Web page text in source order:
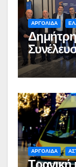
ΑΡΓΟΛΙΔΑ
ΑΡΓΟΛΙΔΑ